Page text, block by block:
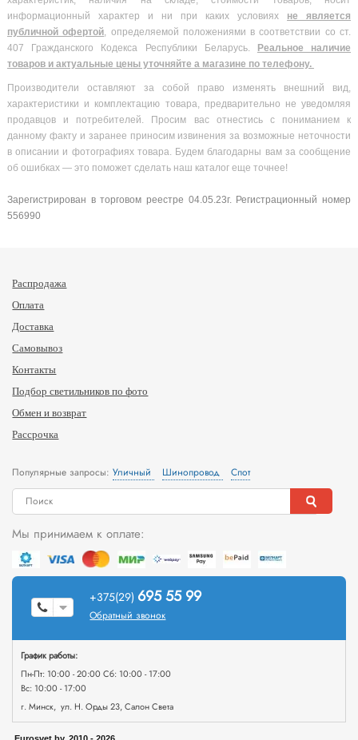
информационный характер и ни при каких условиях не является
публичной офертой, определяемой положениями в соответствии со ст.
407 Гражданского Кодекса Республики Беларусь.
Реальное наличие
товаров и актуальные цены уточняйте а магазине по телефону.
Производители оставляют за собой право изменять внешний вид,
характеристики и комплектацию товара, предварительно не уведомляя
продавцов и потребителей. Просим вас отнестись с пониманием к
данному факту и заранее приносим извинения за возможные неточности
в описании и фотографиях товара. Будем благодарны вам за сообщение
об ошибках — это поможет сделать наш каталог еще точнее!
Зарегистрирован в торговом реестре 04.05.23г. Регистрационный номер
556990
Распродажа
Оплата
Доставка
Самовывоз
Контакты
Подбор светильников по фото
Обмен и возврат
Рассрочка
Популярные запросы:Уличный Шинопровод Спот
Мы принимаем к оплате:
+375(29) 695 55 99
Обратный звонок
График работы:
Пн-Пт: 10:00 - 20:00 Сб: 10:00 - 17:00
Вс: 10:00 - 17:00
г. Минск, ул. Н. Орды 23, Салон Света